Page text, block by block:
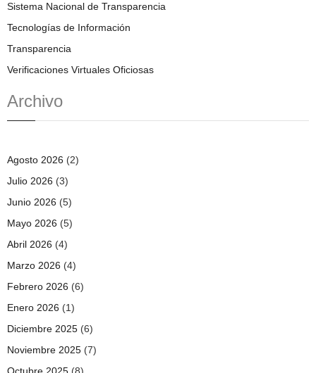
Sistema Nacional de Transparencia
Tecnologías de Información
Transparencia
Verificaciones Virtuales Oficiosas
Archivo
Agosto 2026 (2)
Julio 2026 (3)
Junio 2026 (5)
Mayo 2026 (5)
Abril 2026 (4)
Marzo 2026 (4)
Febrero 2026 (6)
Enero 2026 (1)
Diciembre 2025 (6)
Noviembre 2025 (7)